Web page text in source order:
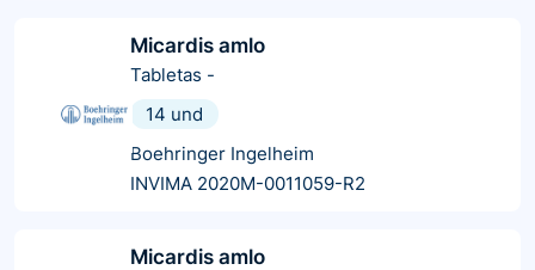
Micardis amlo
Tabletas -
14 und
Boehringer Ingelheim
INVIMA 2020M-0011059-R2
Micardis amlo